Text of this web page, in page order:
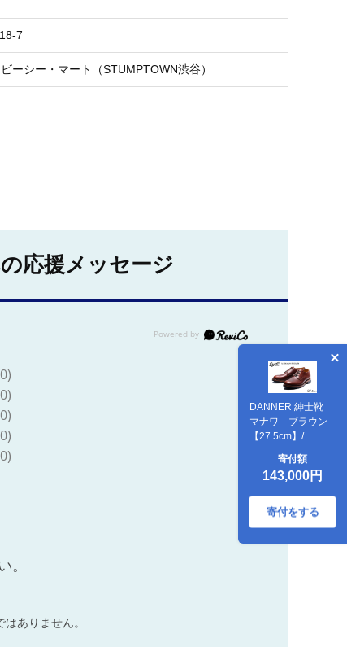
DANNER 紳士靴
マナワ ブラウン
【27.5cm】/
STUMPTOWN渋谷
店 / 石川県 志賀町
[CG4018-7]
寄付額
143,000円
寄付をする
7
ーシー・マート（STUMPTOWN渋谷）
応援メッセージ
。
ありません。